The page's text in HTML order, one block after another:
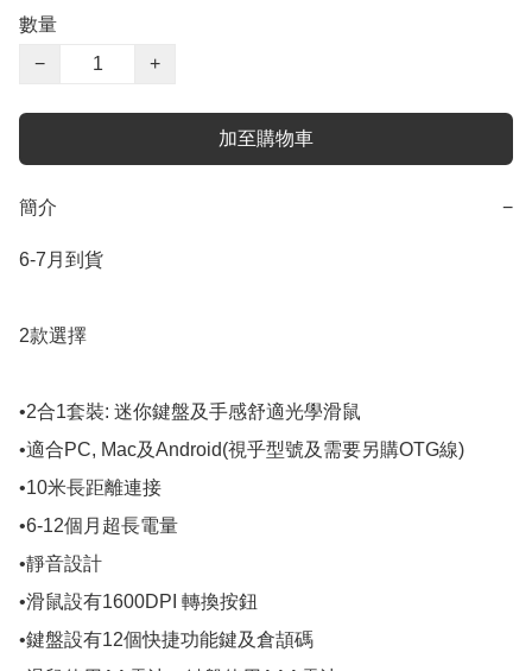
數量
−
+
加至購物車
簡介 −
6-7月到貨
2款選擇
•2合1套裝: 迷你鍵盤及手感舒適光學滑鼠
•適合PC, Mac及Android(視乎型號及需要另購OTG線)
•10米長距離連接
•6-12個月超長電量
•靜音設計
•滑鼠設有1600DPI 轉換按鈕
•鍵盤設有12個快捷功能鍵及倉頡碼